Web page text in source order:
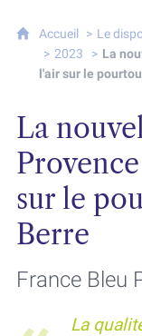
Accueil Le
2023
La
l'air sur le
La
sur le
Berre
France Bleu
La